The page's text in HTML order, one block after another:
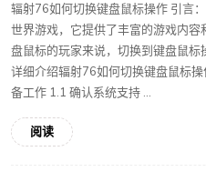
辐射76如何切换键盘鼠标操作 引言
世界游戏，它提供了丰富的游戏内
盘鼠标的玩家来说，切换到键盘鼠
详细介绍辐射76如何切换键盘鼠标
备工作 1.1 确认系统支持 ...
阅读